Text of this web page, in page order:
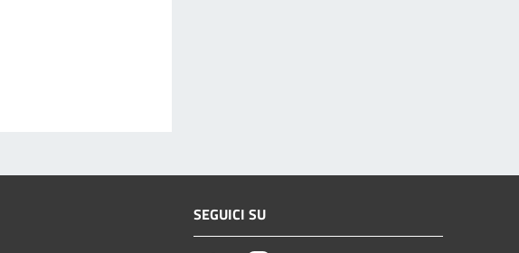
SEGUICI SU